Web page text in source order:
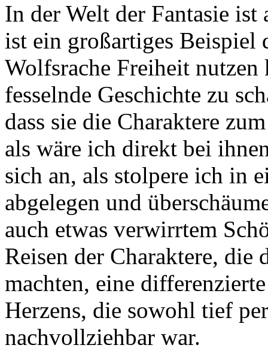
In der Welt der Fantasie
ist ein großartiges Beispiel
Wolfsrache Freiheit
fesselnde Geschichte zu
dass sie die Charaktere
als wäre ich direkt bei
sich an, als stolpere ich in
abgelegen und
auch etwas verwirrtem
Reisen der Charaktere,
machten, eine
Herzens, die sowohl tief
nachvollziehbar war.